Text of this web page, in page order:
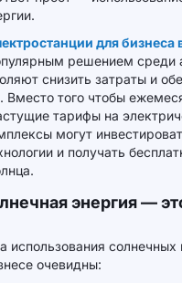
для бизнеса
решением среди
снизить затраты и
Вместо того чтобы
тарифы на
могут
и получать
энергия —
использования солнечных
очевидны: